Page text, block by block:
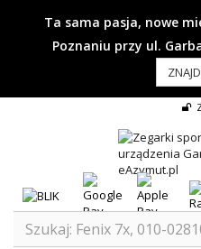
Ta sama pasja, nowe
Poznaniu przy ul.